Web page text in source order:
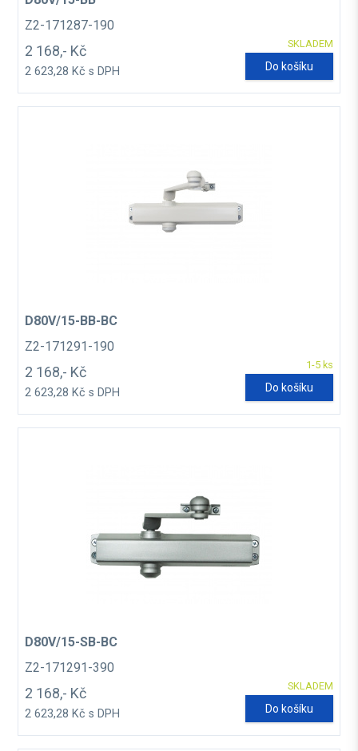
Z2-171287-190
SKLADEM
2 168,- Kč
2 623,28 Kč s DPH Do košíku
D80V/15-BB-BC
Z2-171291-190
1-5 ks
2 168,- Kč
2 623,28 Kč s DPH Do košíku
D80V/15-SB-BC
Z2-171291-390
SKLADEM
2 168,- Kč
2 623,28 Kč s DPH Do košíku